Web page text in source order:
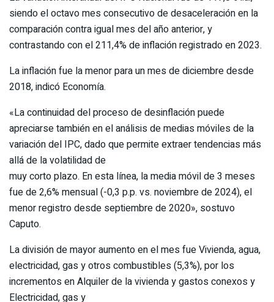
siendo el octavo mes consecutivo de desaceleración en la
comparación contra igual mes del año anterior, y
contrastando con el 211,4% de inflación registrado en 2023.
La inflación fue la menor para un mes de diciembre desde
2018, indicó Economía.
«La continuidad del proceso de desinflación puede
apreciarse también en el análisis de medias móviles de la
variación del IPC, dado que permite extraer tendencias más
allá de la volatilidad de
muy corto plazo. En esta línea, la media móvil de 3 meses
fue de 2,6% mensual (-0,3 p.p. vs. noviembre de 2024), el
menor registro desde septiembre de 2020», sostuvo
Caputo.
La división de mayor aumento en el mes fue Vivienda, agua,
electricidad, gas y otros combustibles (5,3%), por los
incrementos en Alquiler de la vivienda y gastos conexos y
Electricidad, gas y